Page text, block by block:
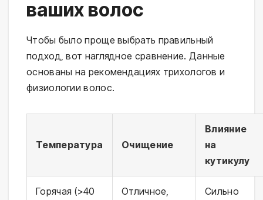
ваших волос
Чтобы было проще выбрать правильный
подход, вот наглядное сравнение. Данные
основаны на рекомендациях трихологов и
физиологии волос.
Температура Очищение
Влияние
на
кутикулу
Горячая (>40
Отличное,
Сильно